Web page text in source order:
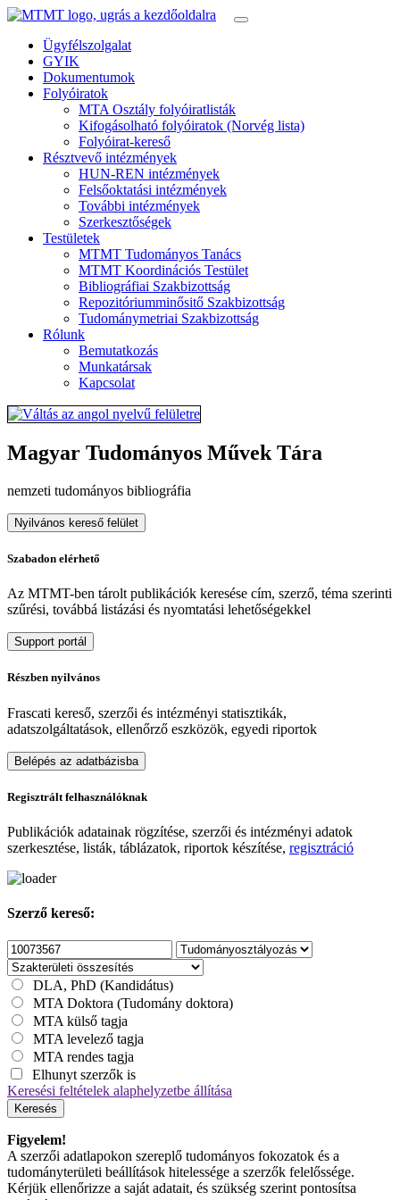
Ügyfélszolgalat
GYIK
Dokumentumok
Folyóiratok
MTA Osztály folyóiratlisták
Kifogásolható folyóiratok (Norvég lista)
Folyóirat-kereső
Résztvevő intézmények
HUN-REN intézmények
Felsőoktatási intézmények
További intézmények
Szerkesztőségek
Testületek
MTMT Tudományos Tanács
MTMT Koordinációs Testület
Bibliográfiai Szakbizottság
Repozitóriumminősitő Szakbizottság
Tudománymetriai Szakbizottság
Rólunk
Bemutatkozás
Munkatársak
Kapcsolat
Magyar Tudományos Művek Tára
nemzeti tudományos bibliográfia
Nyilvános kereső felület
Szabadon elérhető
Az MTMT-ben tárolt publikációk keresése cím, szerző, téma szerinti
szűrési, továbbá listázási és nyomtatási lehetőségekkel
Support portál
Részben nyilvános
Frascati kereső, szerzői és intézményi statisztikák,
adatszolgáltatások, ellenőrző eszközök, egyedi riportok
Belépés az adatbázisba
Regisztrált felhasználóknak
Publikációk adatainak rögzítése, szerzői és intézményi adatok
szerkesztése, listák, táblázatok, riportok készítése, regisztráció
Szerző kereső:
DLA, PhD (Kandidátus)
MTA Doktora (Tudomány doktora)
MTA külső tagja
MTA levelező tagja
MTA rendes tagja
Elhunyt szerzők is
Keresési feltételek alaphelyzetbe állítása
Keresés
Figyelem!
A szerzői adatlapokon szereplő tudományos fokozatok és a
tudományterületi beállítások hitelessége a szerzők felelőssége.
Kérjük ellenőrizze a saját adatait, és szükség szerint pontosítsa